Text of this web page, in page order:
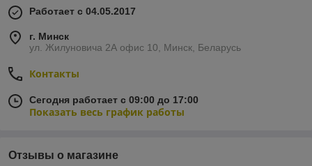
Работает с 04.05.2017
г. Минск
ул. Жилуновича 2А офис 10, Минск, Беларусь
Контакты
Сегодня работает с 09:00 до 17:00
Показать весь график работы
Отзывы о магазине